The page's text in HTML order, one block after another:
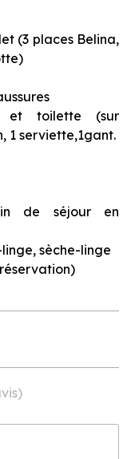
(3 places Belina,
et toilette (sur
1 serviette,1gant.
de séjour en
sèche-linge
)